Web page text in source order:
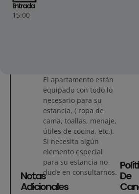
Entrada
15:00
Notas
Adicionales
El apartamento están
equipado con todo lo
necesario para su
estancia, ( ropa de
cama, toallas, menaje,
útiles de cocina, etc.).
Si necesita algún
elemento especial
para su estancia no
dude en consultarnos. De